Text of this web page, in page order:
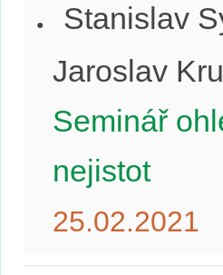
Stanislav
Jaroslav
Seminář
nejistot
25.02.2021